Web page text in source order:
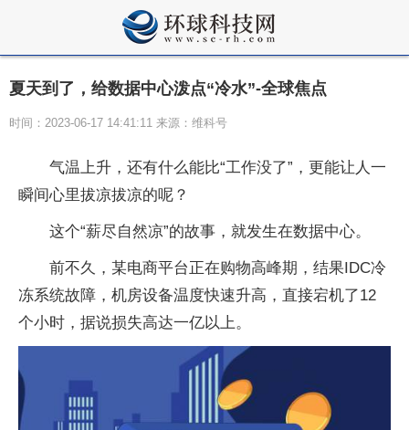
夏天到了，给数据中心泼点“冷水”-全球焦点
时间：2023-06-17 14:41:11 来源：维科号
气温上升，还有什么能比“工作没了”，更能让人一
瞬间心里拔凉拔凉的呢？
这个“薪尽自然凉”的故事，就发生在数据中心。
前不久，某电商平台正在购物高峰期，结果IDC冷
冻系统故障，机房设备温度快速升高，直接宕机了12
个小时，据说损失高达一亿以上。